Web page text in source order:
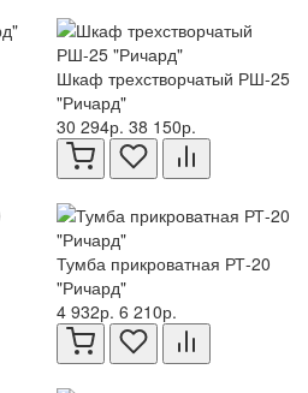
Шкаф трехстворчатый РШ-25
"Ричард"
30 294р. 38 150р.
Тумба прикроватная РТ-20
"Ричард"
4 932р. 6 210р.